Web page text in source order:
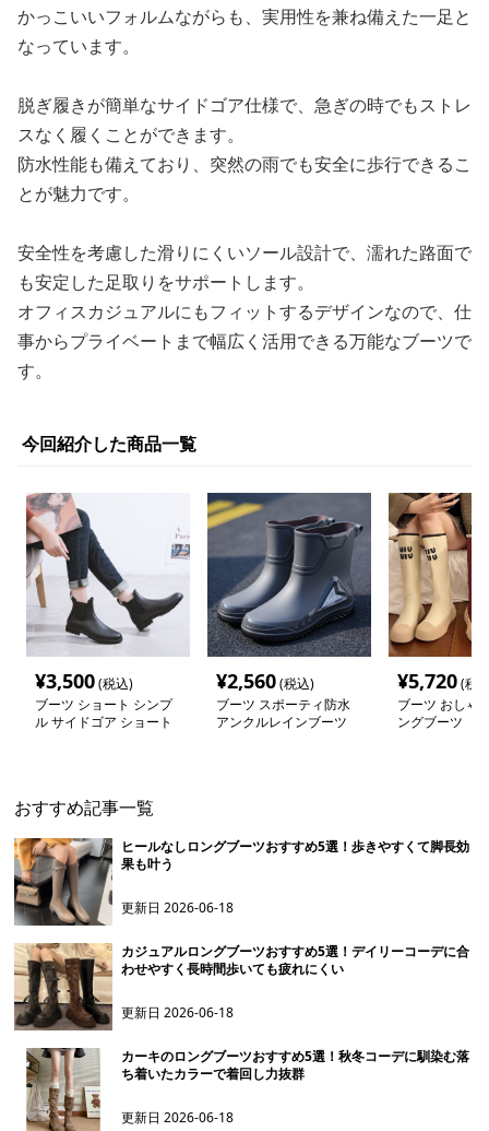
かっこいいフォルムながらも、実用性を兼ね備えた一足と
なっています。
脱ぎ履きが簡単なサイドゴア仕様で、急ぎの時でもストレ
スなく履くことができます。
防水性能も備えており、突然の雨でも安全に歩行できるこ
とが魅力です。
安全性を考慮した滑りにくいソール設計で、濡れた路面で
も安定した足取りをサポートします。
オフィスカジュアルにもフィットするデザインなので、仕
事からプライベートまで幅広く活用できる万能なブーツで
す。
今回紹介した商品一覧
¥3,500(税込)
ブーツ ショート シンプ
ル サイドゴア ショート
¥2,560(税込)
ブーツ スポーティ防水
アンクルレインブーツ
¥5,720(税
ブーツ おしゃ
ングブーツ
おすすめ記事一覧
ヒールなしロングブーツおすすめ5選！歩きやすくて脚長効
果も叶う
更新日2026-06-18
カジュアルロングブーツおすすめ5選！デイリーコーデに合
わせやすく長時間歩いても疲れにくい
更新日2026-06-18
カーキのロングブーツおすすめ5選！秋冬コーデに馴染む落
ち着いたカラーで着回し力抜群
更新日2026-06-18